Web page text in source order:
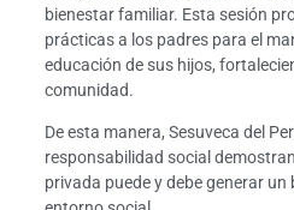
bienestar familiar. Esta sesión
prácticas a los padres para el
educación de sus hijos,
comunidad.
De esta manera, Sesuveca del
responsabilidad social
privada puede y debe generar un